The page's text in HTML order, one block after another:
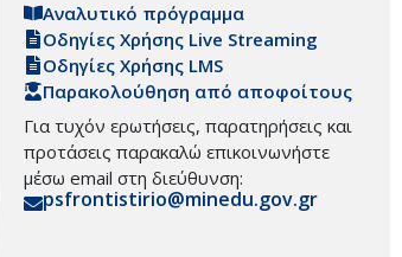
Αναλυτικό πρόγραμμα
Οδηγίες Χρήσης Live Streaming
Οδηγίες Χρήσης LMS
Παρακολούθηση από αποφοίτους
Για τυχόν ερωτήσεις, παρατηρήσεις και
προτάσεις παρακαλώ επικοινωνήστε
μέσω email στη διεύθυνση:
psfrontistirio@minedu.gov.gr